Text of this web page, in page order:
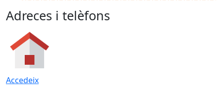
Adreces i telèfons
Accedeix